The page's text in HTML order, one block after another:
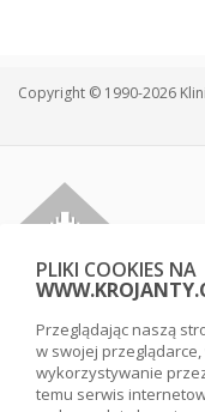
Copyright © 1990-2026
Klinika usytuowana jest
Narodowym Bory
pomorskiego. Ten
PLIKI COOKIES NA
Przeglądając naszą
w swojej
wykorzystywanie
temu serwis